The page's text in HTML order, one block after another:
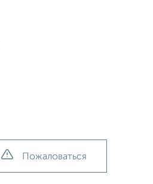
Пожаловаться